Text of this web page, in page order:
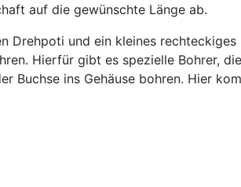
auf die gewünschte Länge ab.
Drehpoti und ein kleines
Hierfür gibt es spezielle Bohrer,
Buchse ins Gehäuse bohren. Hier